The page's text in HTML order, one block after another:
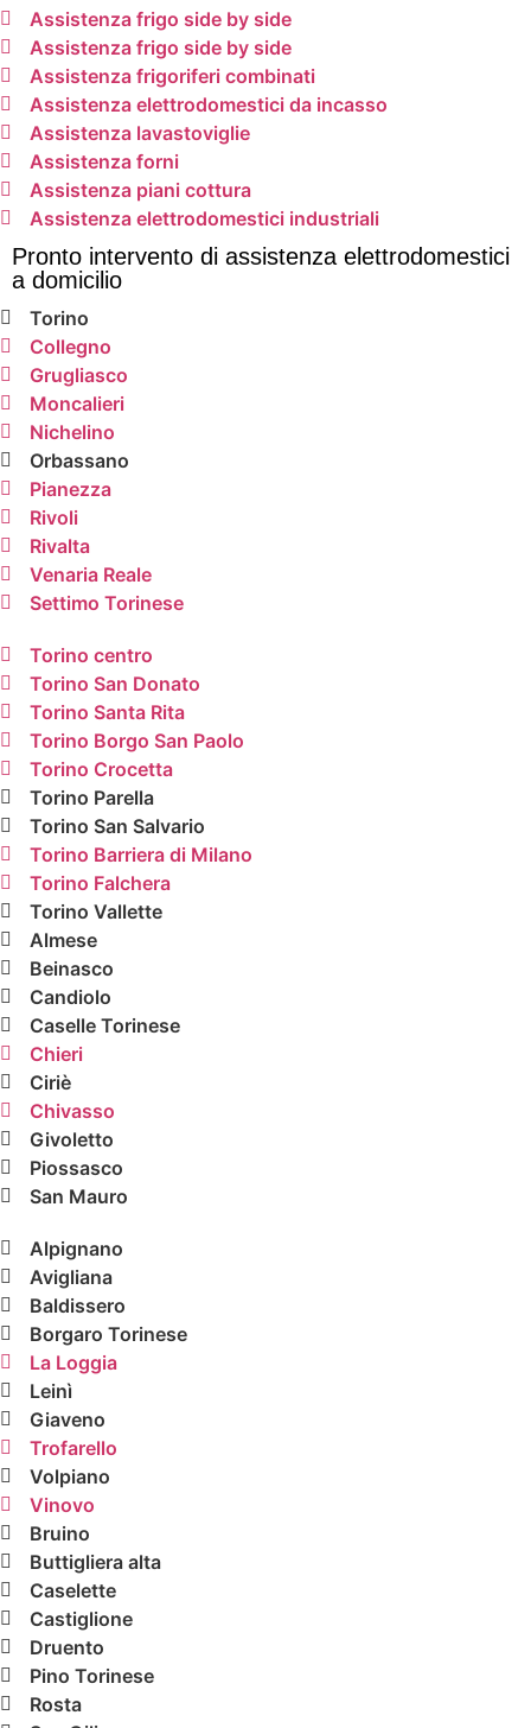
Assistenza frigo side by side
Assistenza frigo side by side
Assistenza frigoriferi combinati
Assistenza elettrodomestici da incasso
Assistenza lavastoviglie
Assistenza forni
Assistenza piani cottura
Assistenza elettrodomestici industriali
Pronto intervento di assistenza elettrodomestici
a domicilio
Torino
Collegno
Grugliasco
Moncalieri
Nichelino
Orbassano
Pianezza
Rivoli
Rivalta
Venaria Reale
Settimo Torinese
Torino centro
Torino San Donato
Torino Santa Rita
Torino Borgo San Paolo
Torino Crocetta
Torino Parella
Torino San Salvario
Torino Barriera di Milano
Torino Falchera
Torino Vallette
Almese
Beinasco
Candiolo
Caselle Torinese
Chieri
Ciriè
Chivasso
Givoletto
Piossasco
San Mauro
Alpignano
Avigliana
Baldissero
Borgaro Torinese
La Loggia
Leinì
Giaveno
Trofarello
Volpiano
Vinovo
Bruino
Buttigliera alta
Caselette
Castiglione
Druento
Pino Torinese
Rosta